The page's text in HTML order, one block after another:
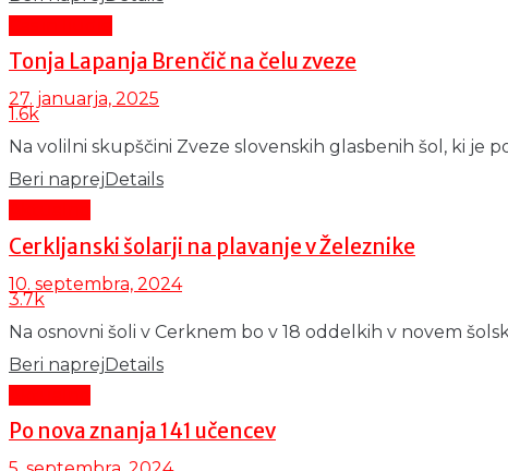
Tonja Lapanja Brenčič na čelu zveze
27. januarja, 2025
1.6k
Na volilni skupščini Zveze slovenskih glasbenih šol, ki je
Beri naprej Details
Cerkljanski šolarji na plavanje v Železnike
10. septembra, 2024
3.7k
Na osnovni šoli v Cerknem bo v 18 oddelkih v novem
Beri naprejDetails
Po nova znanja 141 učencev